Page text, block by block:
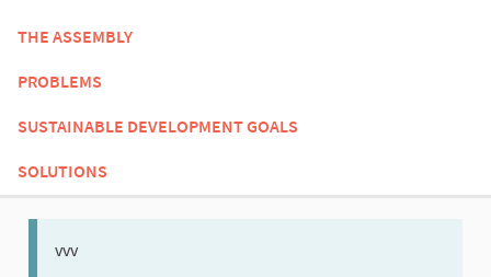
THE ASSEMBLY
PROBLEMS
SUSTAINABLE DEVELOPMENT GOALS
SOLUTIONS
vvv